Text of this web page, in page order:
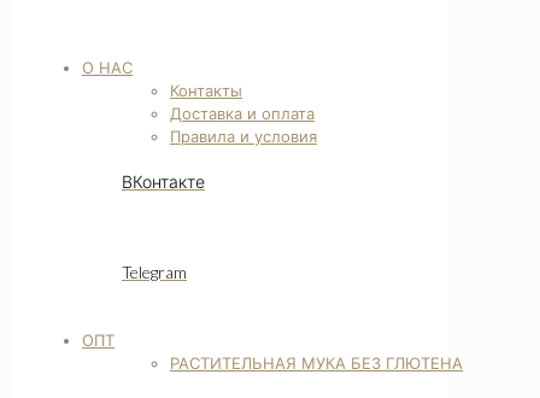
О НАС
Контакты
Доставка и оплата
Правила и условия
ВКонтакте
Telegram
ОПТ
РАСТИТЕЛЬНАЯ МУКА БЕЗ ГЛЮТЕНА